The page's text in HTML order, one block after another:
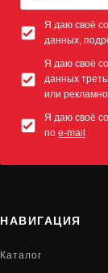
Я даю своё
данных,
Я даю своё
данных
или
Я даю своё
по e-mail
НАВИГАЦИЯ
Каталог